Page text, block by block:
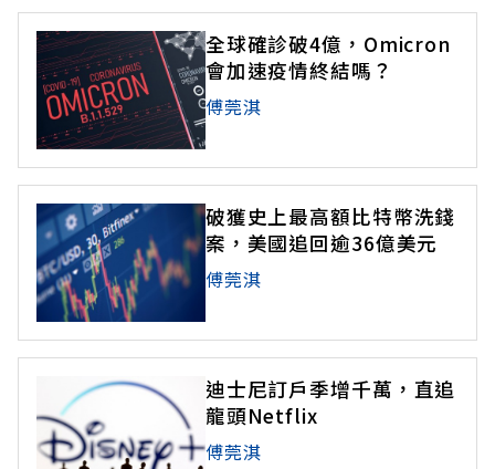
全球確診破4億，Omicron
會加速疫情終結嗎？
傅莞淇
破獲史上最高額比特幣洗錢
案，美國追回逾36億美元
傅莞淇
迪士尼訂戶季增千萬，直追
龍頭Netflix
傅莞淇